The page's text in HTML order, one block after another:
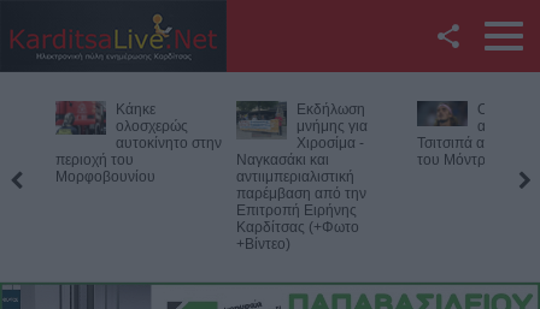
Twitter
YouTube
Αναζήτηση
Εκδήλωση
μνήμης για
Χιροσίμα -
Ναγκασάκι και
αντιιμπεριαλιστική
Ο Φονσέκα
απέκλεισε τον
Τσιτσιπά από το Masters
του Μόντρεαλ
Η
σύλληψη
προέδρου του
Κέντρου Λάρισας